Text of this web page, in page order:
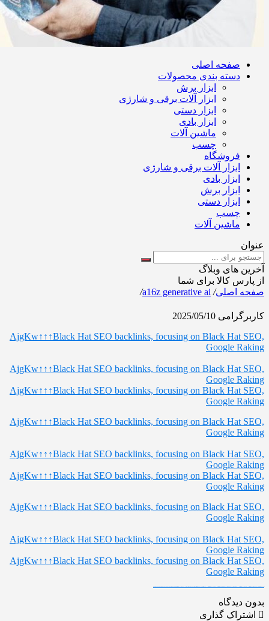
صفحه اصلی
دسته بندی محصولات
ابزار برش
ابزار آلات برقی و شارژی
ابزار دستی
ابزار بادی
ماشین آلات
چسب
فروشگاه
ابزار آلات برقی و شارژی
ابزار بادی
ابزار برش
ابزار دستی
چسب
ماشین آلات
عنوان
آخرین های وبلاگ
از پارس کالا برای شما
صفحه اصلی/
a16z generative ai
/
کاربرگرامی 2025/05/10
AjgKw↑↑↑Black Hat SEO backlinks, focusing on Black Hat SEO,
Google Raking
AjgKw↑↑↑Black Hat SEO backlinks, focusing on Black Hat SEO,
Google Raking
AjgKw↑↑↑Black Hat SEO backlinks, focusing on Black Hat SEO,
Google Raking
AjgKw↑↑↑Black Hat SEO backlinks, focusing on Black Hat SEO,
Google Raking
AjgKw↑↑↑Black Hat SEO backlinks, focusing on Black Hat SEO,
Google Raking
AjgKw↑↑↑Black Hat SEO backlinks, focusing on Black Hat SEO,
Google Raking
AjgKw↑↑↑Black Hat SEO backlinks, focusing on Black Hat SEO,
Google Raking
AjgKw↑↑↑Black Hat SEO backlinks, focusing on Black Hat SEO,
Google Raking
AjgKw↑↑↑Black Hat SEO backlinks, focusing on Black Hat SEO,
Google Raking
بدون دیدگاه
اشتراک گذاری